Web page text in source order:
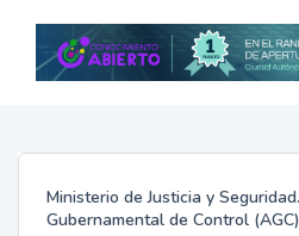
Ministerio de Justicia y
Gubernamental de Control (AGC)